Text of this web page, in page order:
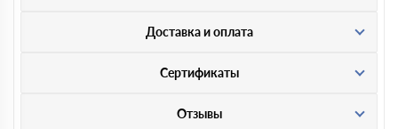
Доставка и оплата
Сертификаты
Отзывы